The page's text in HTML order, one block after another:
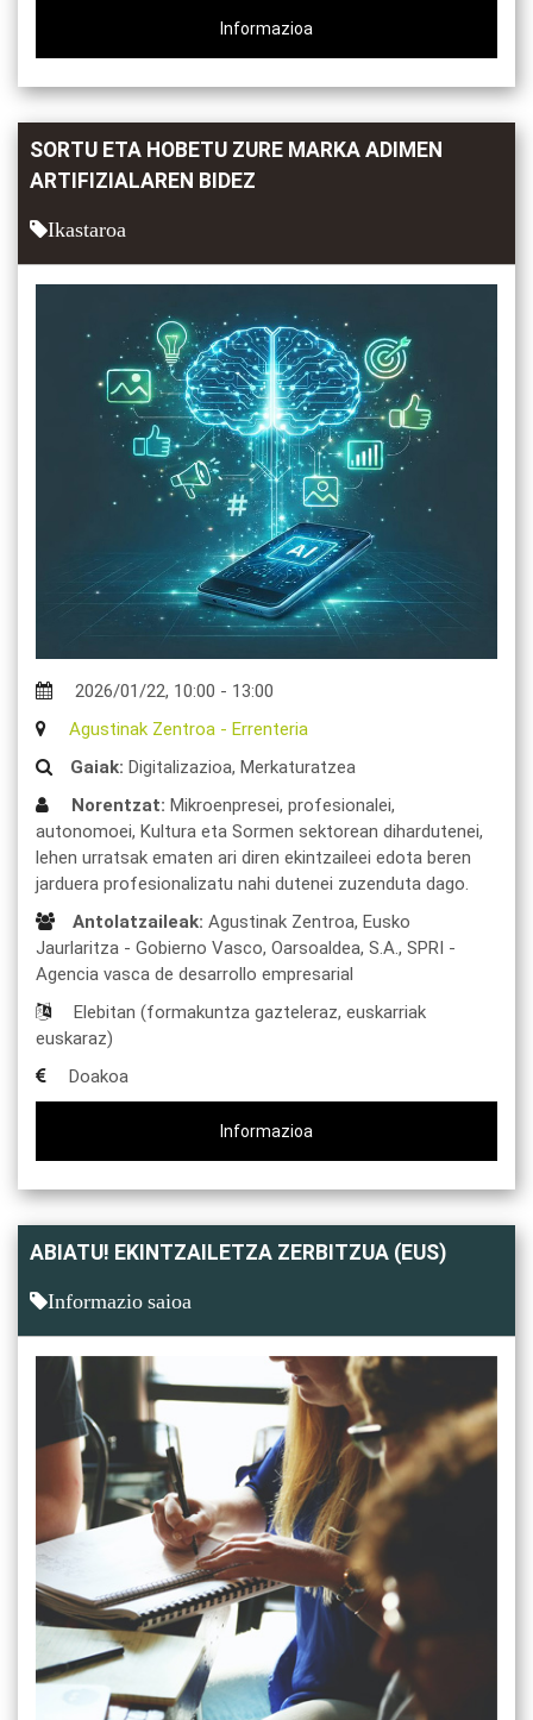
Informazioa
SORTU ETA HOBETU ZURE MARKA ADIMEN
ARTIFIZIALAREN BIDEZ
Ikastaroa
2026/01/22, 10:00 - 13:00
Agustinak Zentroa - Errenteria
Gaiak: Digitalizazioa, Merkaturatzea
Norentzat: Mikroenpresei, profesionalei,
autonomoei, Kultura eta Sormen sektorean dihardutenei,
lehen urratsak ematen ari diren ekintzaileei edota beren
jarduera profesionalizatu nahi dutenei zuzenduta dago.
Antolatzaileak: Agustinak Zentroa, Eusko
Jaurlaritza - Gobierno Vasco, Oarsoaldea, S.A., SPRI -
Agencia vasca de desarrollo empresarial
Elebitan (formakuntza gazteleraz, euskarriak
euskaraz)
Doakoa
Informazioa
ABIATU! EKINTZAILETZA ZERBITZUA (EUS)
Informazio saioa